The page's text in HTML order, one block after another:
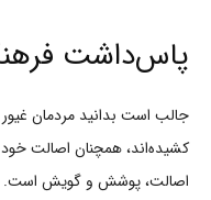
پاس‌داشت
جالب است بدانید مردمان غیور
کشیده‌اند، همچنان اصالت
اصالت، پوشش و گویش است.